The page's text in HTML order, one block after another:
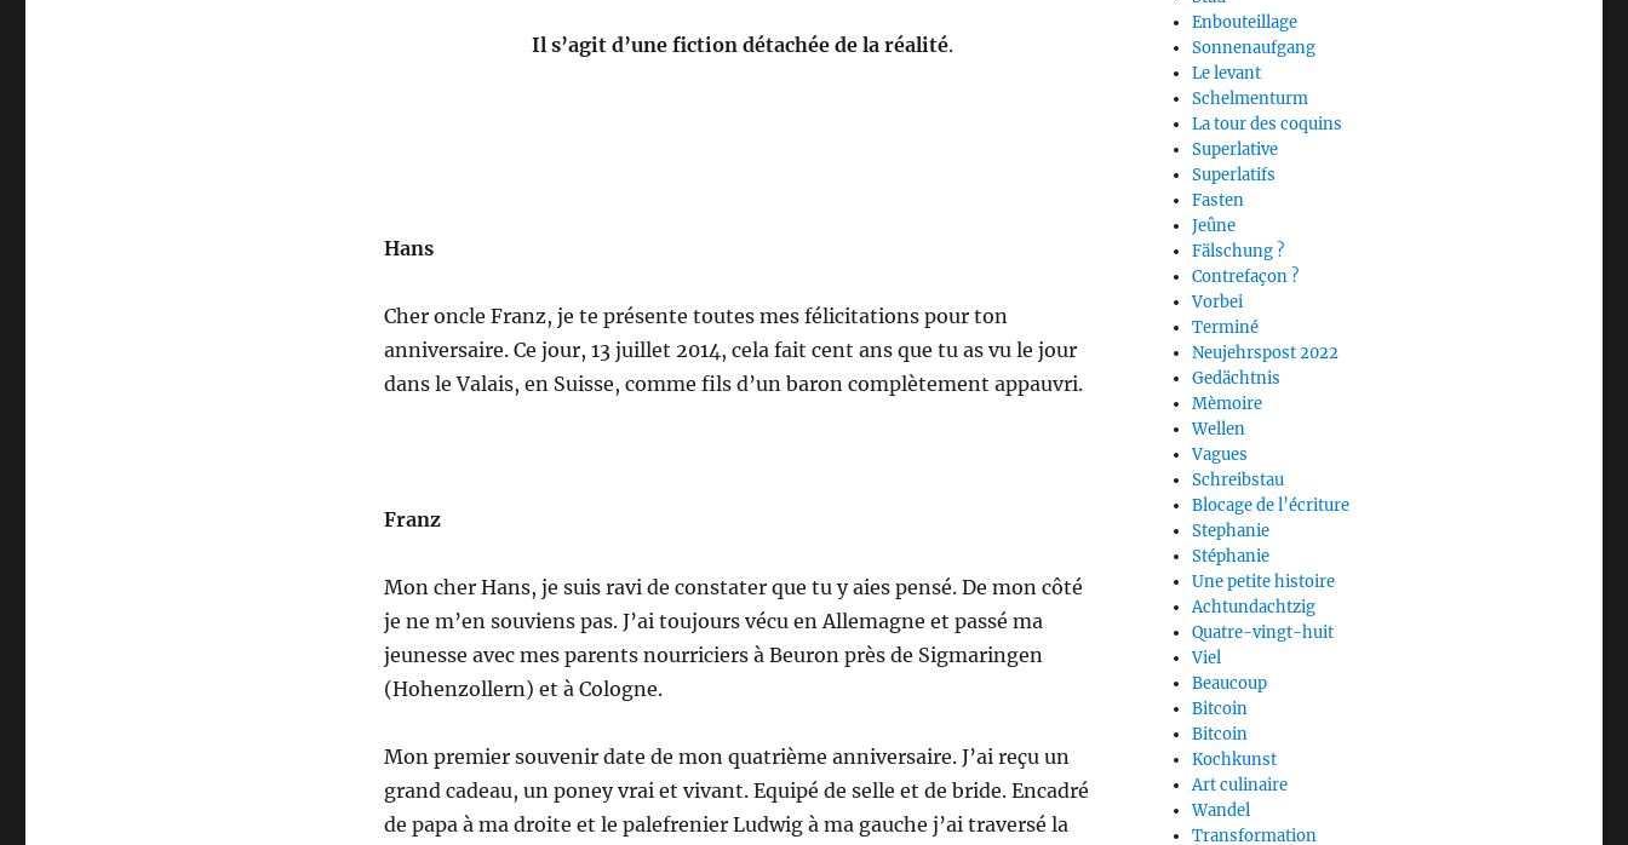
Il s’agit d’une fiction détachée de la réalité.
Hans
Cher oncle Franz, je te présente toutes mes félicitations pour ton
anniversaire. Ce jour, 13 juillet 2014, cela fait cent ans que tu as vu le jour
dans le Valais, en Suisse, comme fils d’un baron complètement appauvri.
Franz
Mon cher Hans, je suis ravi de constater que tu y aies pensé. De mon côté
je ne m’en souviens pas. J’ai toujours vécu en Allemagne et passé ma
jeunesse avec mes parents nourriciers à Beuron près de Sigmaringen
(Hohenzollern) et à Cologne.
Mon premier souvenir date de mon quatrième anniversaire. J’ai reçu un
grand cadeau, un poney vrai et vivant. Equipé de selle et de bride. Encadré
de papa à ma droite et le palefrenier Ludwig à ma gauche j’ai traversé la
Enbouteillage
Sonnenaufgang
Le levant
Schelmenturm
La tour des coquins
Superlative
Superlatifs
Fasten
Jeûne
Fälschung ?
Contrefaçon ?
Vorbei
Terminé
Neujehrspost 2022
Gedächtnis
Mèmoire
Wellen
Vagues
Schreibstau
Blocage de l’écriture
Stephanie
Stéphanie
Une petite histoire
Achtundachtzig
Quatre-vingt-huit
Viel
Beaucoup
Bitcoin
Bitcoin
Kochkunst
Art culinaire
Wandel
Transformation